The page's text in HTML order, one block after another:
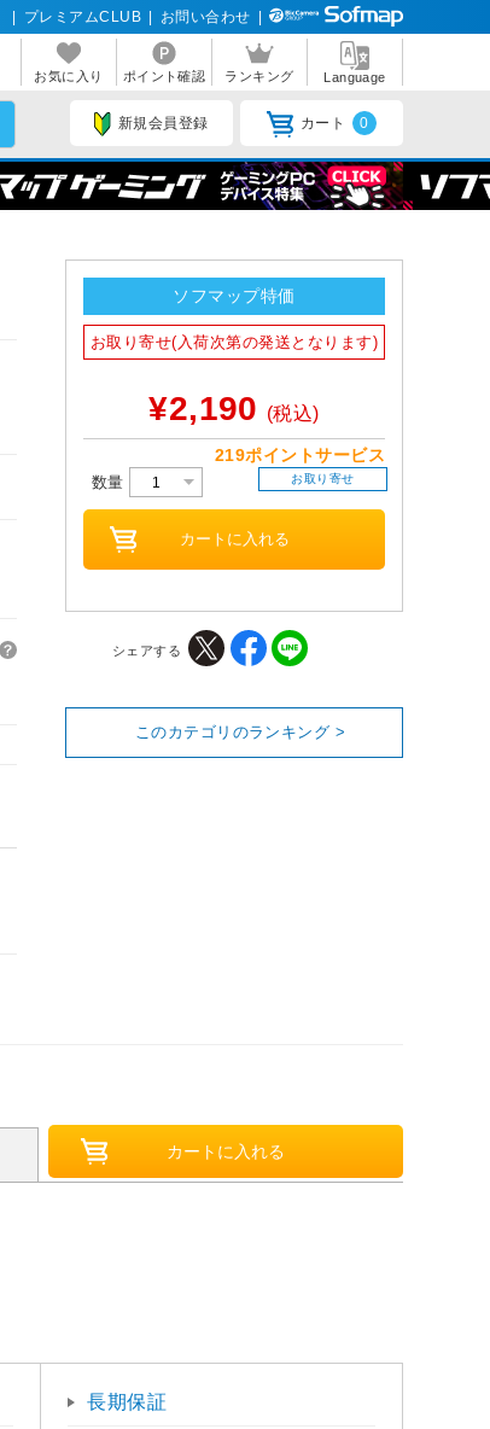
プレミアムCLUB お問い合わせ
お気に入り ポイント確認 ランキング Language
新規会員登録 カート 0
ソフマップ特価
お取り寄せ(入荷次第の発送となります)
¥2,190 (税込)
219ポイントサービス
数量 お取り寄せ
シェアする
このカテゴリのランキング >
長期保証